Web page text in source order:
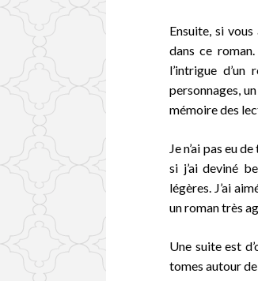
Ensuite, si
dans ce
l’intrigue
personnages,
mémoire des
Je n’ai pas eu
si j’ai deviné
légères. J’ai
un roman très
Une suite est
tomes autour